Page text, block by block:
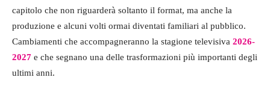
capitolo che non riguarderà soltanto il format, ma anche la
produzione e alcuni volti ormai diventati familiari al pubblico.
Cambiamenti che accompagneranno la stagione televisiva 2026-
2027 e che segnano una delle trasformazioni più importanti degli
ultimi anni.